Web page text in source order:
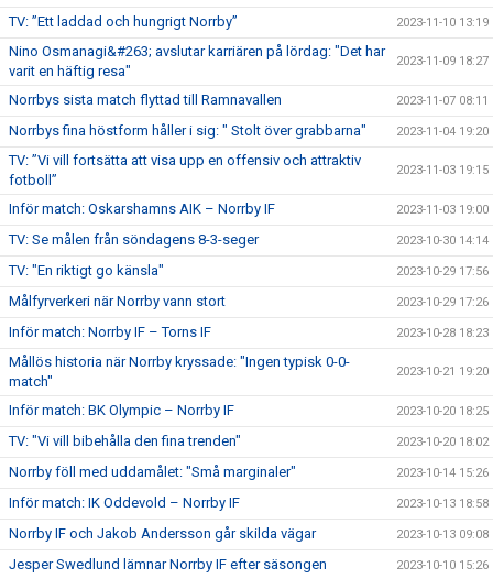
TV: ”Ett laddad och hungrigt Norrby” 2023-11-10 13:19
Nino Osmanagi&#263; avslutar karriären på lördag: "Det har
varit en häftig resa"
2023-11-09 18:27
Norrbys sista match flyttad till Ramnavallen 2023-11-07 08:11
Norrbys fina höstform håller i sig: " Stolt över grabbarna" 2023-11-04 19:20
TV: ”Vi vill fortsätta att visa upp en offensiv och attraktiv
fotboll”
2023-11-03 19:15
Inför match: Oskarshamns AIK – Norrby IF 2023-11-03 19:00
TV: Se målen från söndagens 8-3-seger 2023-10-30 14:14
TV: "En riktigt go känsla" 2023-10-29 17:56
Målfyrverkeri när Norrby vann stort 2023-10-29 17:26
Inför match: Norrby IF – Torns IF 2023-10-28 18:23
Mållös historia när Norrby kryssade: "Ingen typisk 0-0-
match"
2023-10-21 19:20
Inför match: BK Olympic – Norrby IF 2023-10-20 18:25
TV: "Vi vill bibehålla den fina trenden" 2023-10-20 18:02
Norrby föll med uddamålet: "Små marginaler" 2023-10-14 15:26
Inför match: IK Oddevold – Norrby IF 2023-10-13 18:58
Norrby IF och Jakob Andersson går skilda vägar 2023-10-13 09:08
Jesper Swedlund lämnar Norrby IF efter säsongen 2023-10-10 15:26